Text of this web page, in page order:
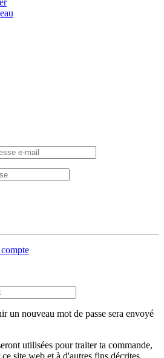
un nouveau mot de passe sera envoyé
utilisées pour traiter ta commande,
site web et à d'autres fins décrites